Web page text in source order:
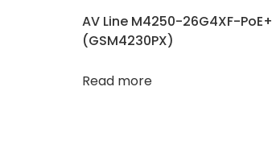
AV Line M4250-26G4XF-PoE+
(GSM4230PX)
Read more